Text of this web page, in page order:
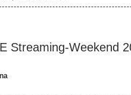
Streaming-Weekend